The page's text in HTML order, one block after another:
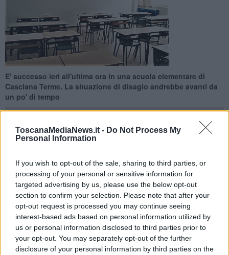
ToscanaMediaNews.it - Do Not Process My
Personal Information
If you wish to opt-out of the sale, sharing to third parties, or
processing of your personal or sensitive information for
targeted advertising by us, please use the below opt-out
section to confirm your selection. Please note that after your
opt-out request is processed you may continue seeing
interest-based ads based on personal information utilized by
us or personal information disclosed to third parties prior to
your opt-out. You may separately opt-out of the further
disclosure of your personal information by third parties on the
E' successo ieri all'ultima ora in una scuola elementare di
Casciana Terme. La situazione di disagio andrebbe avanti da
un po' di tempo
CASCIANA TERME LARI —Una situazione molto spiacevole
sta verificando nella scuola elementare Torquato Cardelli. Ieri
genitori e parenti dei bambini di una classe sono andati a
riprendere gli alunni prima dell'ultima ora di lezione.
L'iniziativa sarebbe stata intrapresa per manifestare ildisagio
delle famiglie nei confronti di un'insegnante. Il problema
andrebbe avanti da un po' di tempo, secondo i parenti ci sarebbero
le prove (sui quaderni degli alunni) per muovere contestazioni alla
docente.